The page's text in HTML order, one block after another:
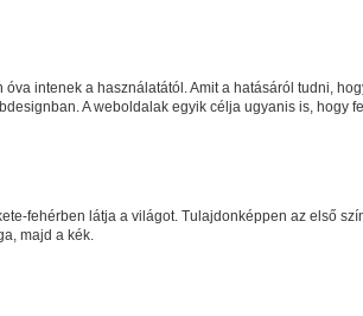
intenek a használatától. Amit a hatásáról tudni,
A weboldalak egyik célja ugyanis is, hogy
fehérben látja a világot. Tulajdonképpen az első
majd a kék.